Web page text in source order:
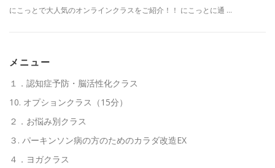
にこっとで大人気のオンラインクラスをご紹介！！ にこっとに通 …
メニュー
１．認知症予防・脳活性化クラス
10. オプションクラス（15分）
２．お悩み別クラス
３. パーキンソン病の方のためのカラダ改造EX
４．ヨガクラス